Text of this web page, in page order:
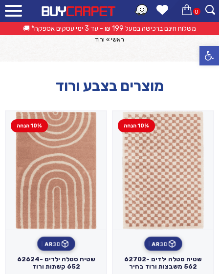
פתח סרגל נגישות
משלוח חינם ברכישה במעל 199 ₪ - עד 3 ימי עסקים אספקה* 🚚
אפשרות החזרה/החלפה עד 14 ימי עסקים 🔁
0 קטלוג מוצרים
ראשי » ורוד
מוצרים בצבע ורוד
10% הנחה
3D
AR
שטיח סטלה ילדים 62702-
562 משבצות ורוד בהיר
10% הנחה
3D
AR
שטיח סטלה ילדים 62624-
652 קשתות ורוד